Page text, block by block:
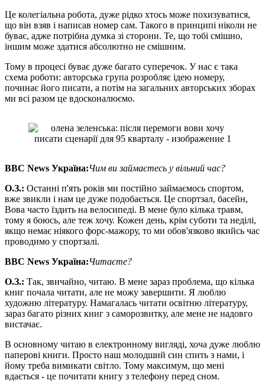
Це колегіальна робота, дуже рідко хтось може похизуватися,
що він взяв і написав номер сам. Такого в принципі ніколи не
буває, адже потрібна думка зі сторони. Те, що тобі смішно,
іншим може здатися абсолютно не смішним.
Тому в процесі буває дуже багато суперечок. У нас є така
схема роботи: авторська група розробляє ідею номеру,
починає його писати, а потім на загальних авторських зборах
ми всі разом це вдосконалюємо.
BBC News Україна:Чим ви займаєтесь у вільний час?
О.З.: Останні п'ять років ми постійно займаємось спортом,
вже звикли і нам це дуже подобається. Це спортзал, басейн,
Вова часто їздить на велосипеді. В мене було кілька травм,
тому я боюсь, але теж хочу. Кожен день, крім суботи та неділі,
якщо немає ніякого форс-мажору, то ми обов'язково якийсь час
проводимо у спортзалі.
BBC News Україна:Читаєте?
О.З.: Так, звичайно, читаю. В мене зараз проблема, що кілька
книг почала читати, але не можу завершити. Я люблю
художню літературу. Намагалась читати освітню літературу,
зараз багато різних книг з саморозвитку, але мене не надовго
вистачає.
В основному читаю в електронному вигляді, хоча дуже люблю
паперові книги. Просто наш молодший син спить з нами, і
йому треба вимикати світло. Тому максимум, що мені
вдається - це почитати книгу з телефону перед сном.